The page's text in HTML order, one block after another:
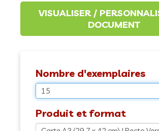
Nombre d'exemplaires
Produit et format